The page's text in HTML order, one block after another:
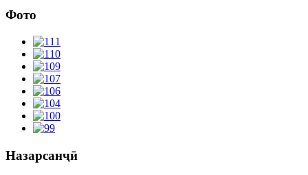
Фото
Назарсанҷӣ